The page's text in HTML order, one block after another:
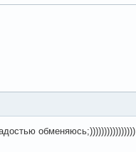
обменяюсь;))))))))))))))))